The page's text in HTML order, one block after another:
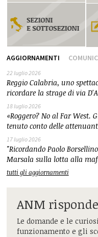
AGGIORNAMENTI
22 luglio 2026
Reggio Calabria, uno
ricordare la strage di via
18 luglio 2026
«Roggero? No al Far West.
tenuto conto delle
17 luglio 2026
"Ricordando Paolo
Marsala sulla lotta alla
tutti gli aggiornamenti
ANM risponde
Le domande e le
funzionamento e gli